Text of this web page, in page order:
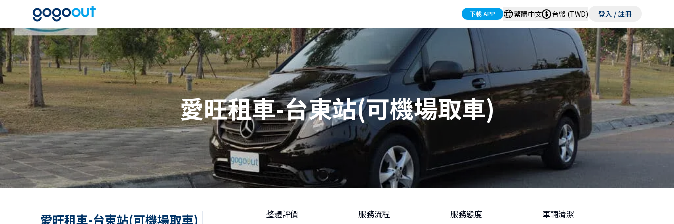
下載 APP 繁體中文 台幣 (TWD) 登入 / 註冊
愛旺租車-台東站(可機場取車)
愛旺租車-台東站(可機場取車) 整體評價 服務流程 服務態度 車輛清潔